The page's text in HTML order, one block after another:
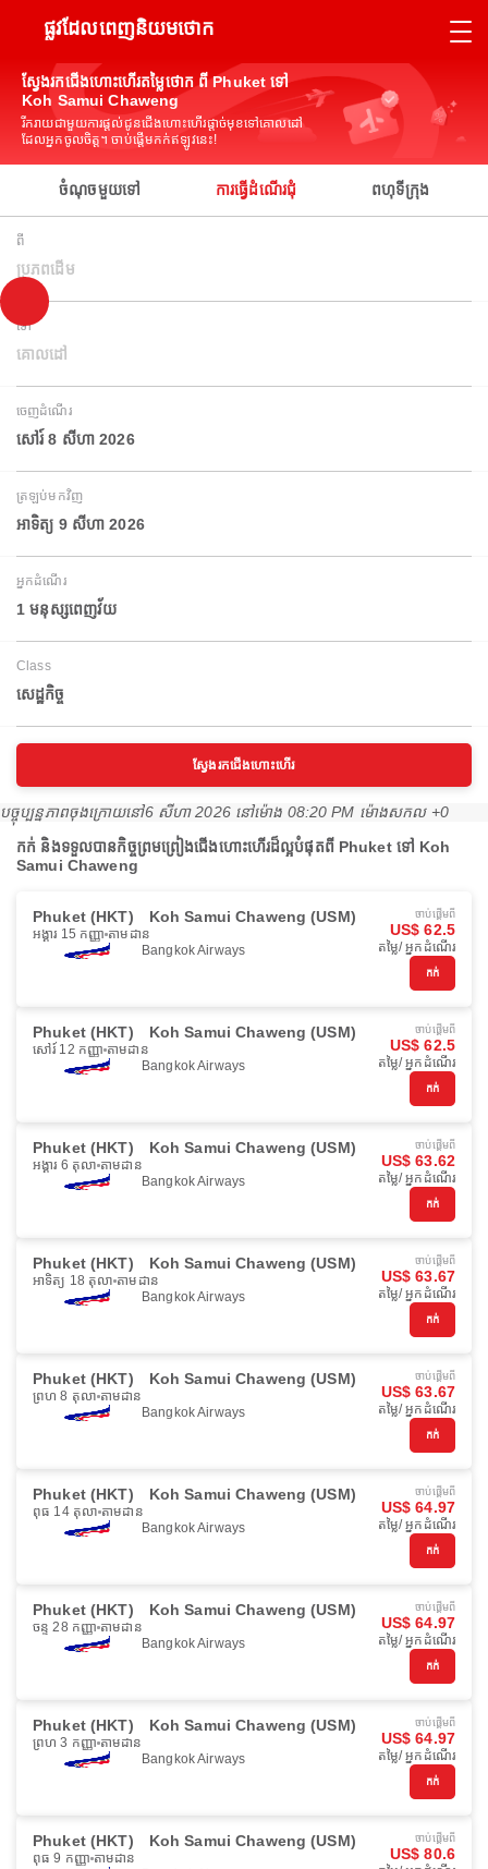
ផ្លូវដែលពេញនិយមថោក
ស្វែងរកជើងហោះហើរតម្លៃថោក ពី Phuket ទៅ
Koh Samui Chaweng
រីករាយជាមួយការផ្តល់ជូនជើងហោះហើរផ្តាច់មុខទៅគោលដៅ
ដែលអ្នកចូលចិត្ត។ ចាប់ផ្តើមកក់ឥឡូវនេះ!
ចំណុចមួយទៅ ការធ្វើដំណើរជុំ ពហុទីក្រុង
ពី
ប្រភពដើម
ទៅ
គោលដៅ
ចេញដំណើរ
សៅរ៍ 8 សីហា 2026
ត្រឡប់មកវិញ
អាទិត្យ 9 សីហា 2026
អ្នកដំណើរ
1 មនុស្សពេញវ័យ
Class
សេដ្ឋកិច្ច
ស្វែងរកជើងហោះហើរ
បច្ចុប្បន្នភាពចុងក្រោយនៅ6 សីហា 2026 នៅ​ម៉ោង 08:20 PM ម៉ោង​សកល +0
កក់ និងទទួលបានកិច្ចព្រមព្រៀងជើងហោះហើរដ៏ល្អបំផុតពី Phuket ទៅ Koh
Samui Chaweng
Phuket (HKT) Koh Samui Chaweng (USM)
អង្គារ 15 កញ្ញា តាមដាន
Bangkok Airways
ចាប់ផ្ដើមពី
US$ 62.5
តម្លៃ/ អ្នកដំណើរ
កក់
Phuket (HKT) Koh Samui Chaweng (USM)
សៅរ៍ 12 កញ្ញា តាមដាន
Bangkok Airways
ចាប់ផ្ដើមពី
US$ 62.5
តម្លៃ/ អ្នកដំណើរ
កក់
Phuket (HKT) Koh Samui Chaweng (USM)
អង្គារ 6 តុលា តាមដាន
Bangkok Airways
ចាប់ផ្ដើមពី
US$ 63.62
តម្លៃ/ អ្នកដំណើរ
កក់
Phuket (HKT) Koh Samui Chaweng (USM)
អាទិត្យ 18 តុលា តាមដាន
Bangkok Airways
ចាប់ផ្ដើមពី
US$ 63.67
តម្លៃ/ អ្នកដំណើរ
កក់
Phuket (HKT) Koh Samui Chaweng (USM)
ព្រហ 8 តុលា តាមដាន
Bangkok Airways
ចាប់ផ្ដើមពី
US$ 63.67
តម្លៃ/ អ្នកដំណើរ
កក់
Phuket (HKT) Koh Samui Chaweng (USM)
ពុធ 14 តុលា តាមដាន
Bangkok Airways
ចាប់ផ្ដើមពី
US$ 64.97
តម្លៃ/ អ្នកដំណើរ
កក់
Phuket (HKT) Koh Samui Chaweng (USM)
ចន្ទ 28 កញ្ញា តាមដាន
Bangkok Airways
ចាប់ផ្ដើមពី
US$ 64.97
តម្លៃ/ អ្នកដំណើរ
កក់
Phuket (HKT) Koh Samui Chaweng (USM)
ព្រហ 3 កញ្ញា តាមដាន
Bangkok Airways
ចាប់ផ្ដើមពី
US$ 64.97
តម្លៃ/ អ្នកដំណើរ
កក់
Phuket (HKT) Koh Samui Chaweng (USM)
ពុធ 9 កញ្ញា តាមដាន
ចាប់ផ្ដើមពី
US$ 80.6